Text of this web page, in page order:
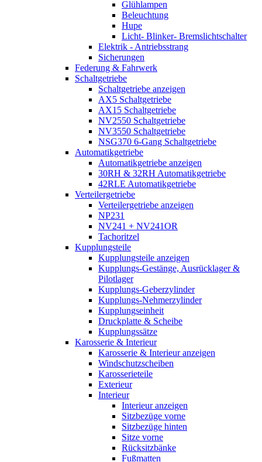
Glühlampen
Beleuchtung
Hupe
Licht- Blinker- Bremslichtschalter
Elektrik - Antriebsstrang
Sicherungen
Federung & Fahrwerk
Schaltgetriebe
Schaltgetriebe anzeigen
AX5 Schaltgetriebe
AX15 Schaltgetriebe
NV2550 Schaltgetriebe
NV3550 Schaltgetriebe
NSG370 6-Gang Schaltgetriebe
Automatikgetriebe
Automatikgetriebe anzeigen
30RH & 32RH Automatikgetriebe
42RLE Automatikgetriebe
Verteilergetriebe
Verteilergetriebe anzeigen
NP231
NV241 + NV241OR
Tachoritzel
Kupplungsteile
Kupplungsteile anzeigen
Kupplungs-Gestänge, Ausrücklager &
Pilotlager
Kupplungs-Geberzylinder
Kupplungs-Nehmerzylinder
Kupplungseinheit
Druckplatte & Scheibe
Kupplungssätze
Karosserie & Interieur
Karosserie & Interieur anzeigen
Windschutzscheiben
Karosserieteile
Exterieur
Interieur
Interieur anzeigen
Sitzbezüge vorne
Sitzbezüge hinten
Sitze vorne
Rücksitzbänke
Fußmatten